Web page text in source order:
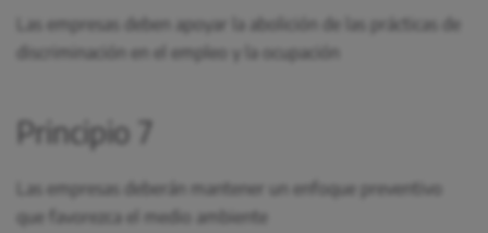
Las empresas deben apoyar la abolición de las prácticas de
discriminación en el empleo y la ocupación
Principio 7
Las empresas deberán mantener un enfoque preventivo
que favorezca el medio ambiente